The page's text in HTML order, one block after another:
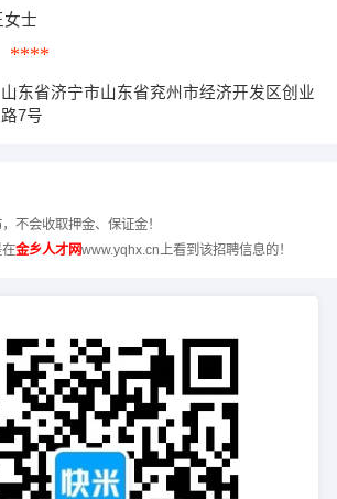
女士
****
山东省济宁市山东省兖州市经济开发区创业
路7号
不会收取押金、保证金！
金乡人才网www.yqhx.cn上看到该招聘信息的！